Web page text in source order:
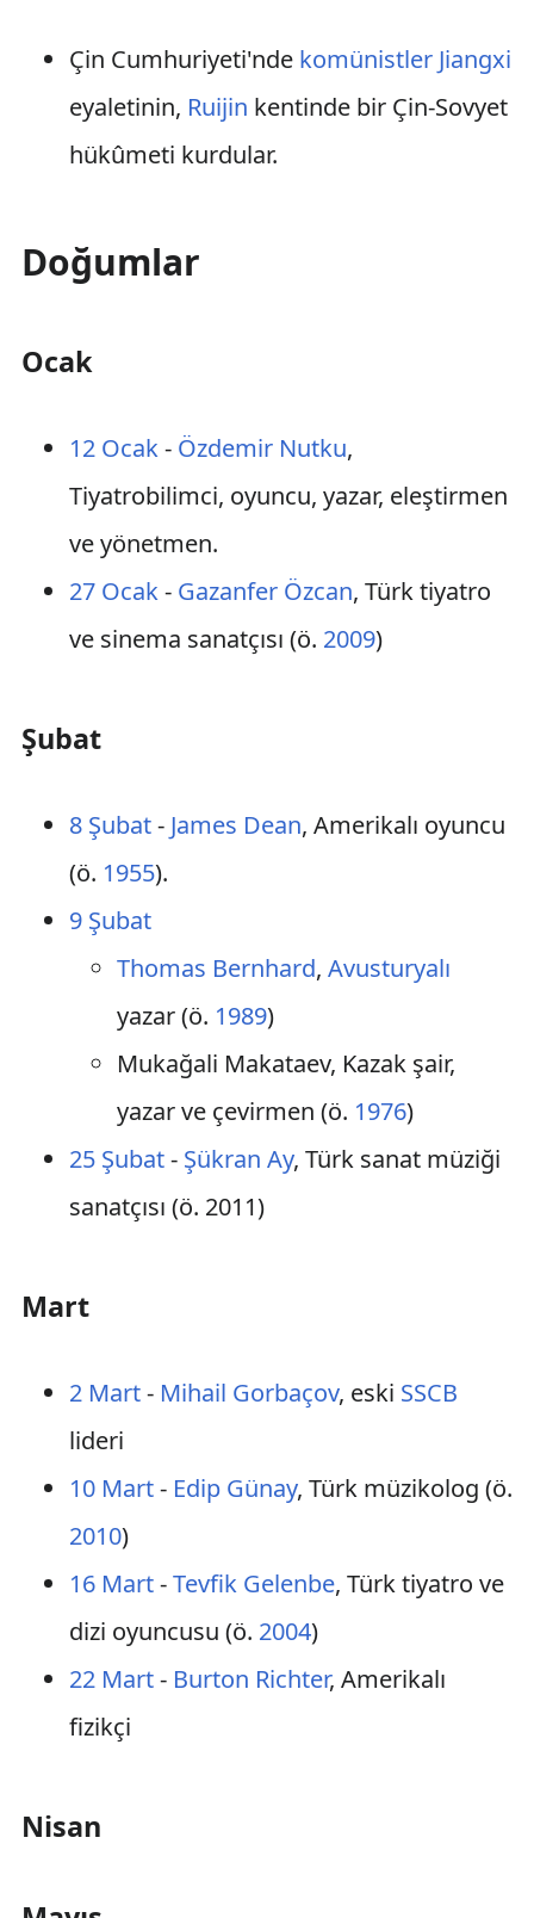
Çin Cumhuriyeti'nde komünistler Jiangxi
eyaletinin, Ruijin kentinde bir Çin-Sovyet
hükûmeti kurdular.
Doğumlar
Ocak
12 Ocak- Özdemir Nutku,
Tiyatrobilimci, oyuncu, yazar, eleştirmen
ve yönetmen.
27 Ocak- Gazanfer Özcan, Türk tiyatro
ve sinema sanatçısı (ö. 2009)
Şubat
8 Şubat- James Dean, Amerikalı oyuncu
(ö. 1955).
9 Şubat
Thomas Bernhard, Avusturyalı
yazar (ö. 1989)
Mukağali Makataev, Kazak şair,
yazar ve çevirmen (ö. 1976)
25 Şubat- Şükran Ay, Türk sanat müziği
sanatçısı (ö. 2011)
Mart
2 Mart- Mihail Gorbaçov, eski SSCB
lideri
10 Mart- Edip Günay, Türk müzikolog (ö.
2010)
16 Mart-Tevfik Gelenbe, Türk tiyatro ve
dizi oyuncusu (ö. 2004)
22 Mart- Burton Richter, Amerikalı
fizikçi
Nisan